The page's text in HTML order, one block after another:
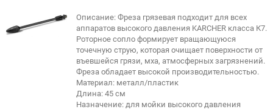
Описание: Фреза грязевая подходит для всех
аппаратов высокого давления KARCHER класса К7.
Роторное сопло формирует вращающуюся
точечную струю, которая очищает поверхности от
въевшейся грязи, мха, атмосферных загрязнений.
Фреза обладает высокой производительностью.
Материал: металл/пластик
Длина: 45 см
Назначение: для мойки высокого давления